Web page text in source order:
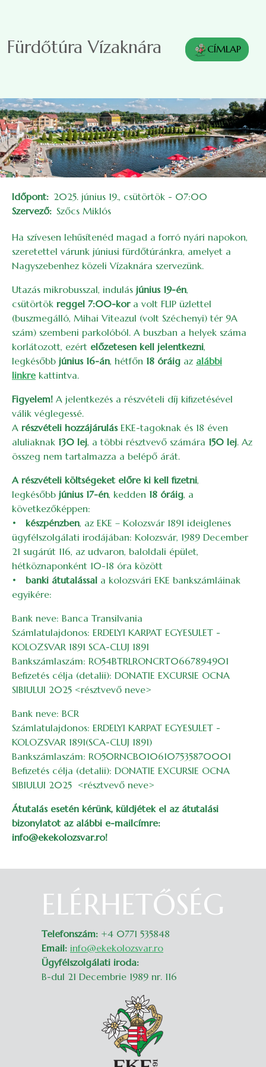
Fürdőtúra Vízaknára CÍMLAP
Időpont
2025. június 19., csütörtök - 07:00
Szervező
Szőcs Miklós
Ha szívesen lehűsítenéd magad a forró nyári napokon,
szeretettel várunk júniusi fürdőtúránkra, amelyet a
Nagyszebenhez közeli Vízaknára szervezünk.
Utazás mikrobusszal, indulás június 19-én,
csütörtök reggel 7:00-kora volt FLIP üzlettel
(buszmegálló, Mihai Viteazul (volt Széchenyi) tér 9A
szám) szembeni parkolóból. A buszban a helyek száma
korlátozott, ezért előzetesen kell jelentkezni,
legkésőbb június 16-án, hétfőn 18 óráig az alábbi
linkre kattintva.
Figyelem! A jelentkezés a részvételi díj kifizetésével
válik véglegessé.
A részvételi hozzájárulás EKE-tagoknak és 18 éven
aluliaknak 130 lej, a többi résztvevő számára 150 lej. Az
összeg nem tartalmazza a belépő árát.
A részvételi költségeket előre ki kell fizetni,
legkésőbb június 17-én, kedden 18 óráig, a
következőképpen:
• készpénzben, az EKE – Kolozsvár 1891 ideiglenes
ügyfélszolgálati irodájában: Kolozsvár, 1989 December
21 sugárút 116, az udvaron, baloldali épület,
hétköznaponként 10-18 óra között
• banki átutalással a kolozsvári EKE bankszámláinak
egyikére:
Bank neve: Banca Transilvania
Számlatulajdonos: ERDELYI KARPAT EGYESULET -
KOLOZSVAR 1891 SCA-CLUJ 1891
Bankszámlaszám: RO54BTRLRONCRT0667894901
Befizetés célja (detalii): DONATIE EXCURSIE OCNA
SIBIULUI 2025 <résztvevő neve>
Bank neve: BCR
Számlatulajdonos: ERDELYI KARPAT EGYESULET -
KOLOZSVAR 1891(SCA-CLUJ 1891)
Bankszámlaszám: RO50RNCB0106107535870001
Befizetés célja (detalii): DONATIE EXCURSIE OCNA
SIBIULUI 2025 <résztvevő neve>
Átutalás esetén kérünk, küldjétek el az átutalási
bizonylatot az alábbi e-mailcímre:
info@ekekolozsvar.ro!
ELÉRHETŐSÉG
Telefonszám: +4 0771 535848
Email: info@ekekolozsvar.ro
Ügyfélszolgálati iroda:
B-dul 21 Decembrie 1989 nr. 116